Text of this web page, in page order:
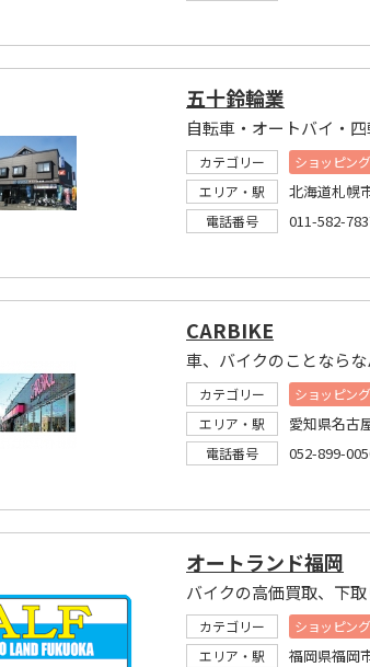
五十鈴輪業
自転車・オートバイ・
カテゴリー ショッピング
エリア・駅
北海道札幌
電話番号 011-582-
CARBIKE
車、バイクのことなら
カテゴリー ショッピング
エリア・駅
愛知県名古
電話番号 052-899-
オートランド福岡
カテゴリー ショッピング
エリア・駅
福岡県福岡